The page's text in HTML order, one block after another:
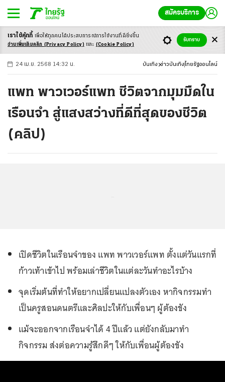
สมัครบริการ
-ก ก ก+
24 เม.ย. 2568 14:32 น. บันเทิง ข่าวบันเทิง ไทยรัฐออนไลน์
แพท พาวเวอร์แพท ชีวิตจากมุมมืดใน
เรือนจำ สู่แสงสว่างที่ดีที่สุดของชีวิต
(คลิป)
เปิดชีวิตในเรือนจำของ แพท พาวเวอร์แพท ตั้งแต่วันแรกที่
ก้าวเท้าเข้าไป พร้อมเล่าชีวิตในแต่ละวันทำอะไรบ้าง
จุดเริ่มต้นที่ทำให้อยากเปลี่ยนแปลงตัวเอง หากิจกรรมทำ
เป็นครูสอนดนตรีและศิลปะให้กับเพื่อนๆ ผู้ต้องขัง
แม้จะออกจากเรือนจำได้ 4 ปีแล้ว แต่ยังกลับมาทำ
กิจกรรม ส่งต่อความรู้สึกดีๆ ให้กับเพื่อนผู้ต้องขัง
เราใช้คุ้กกี้ เพื่อให้ทุกคนได้ประสบการณ์การใช้งานที่ดียิ่งขึ้น
อ่านเพิ่มเติมคลิก (Privacy Policy) และ (Cookie Policy)
รับทราบ